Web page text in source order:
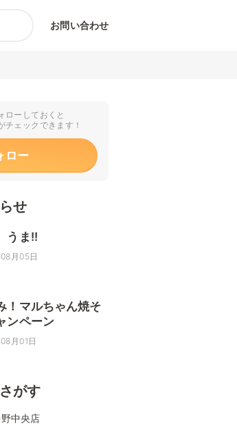
お問い合わせ
ローしておくと
チェックできます！
ロー
せ
うま!!
月05日
！マルちゃん焼そ
ンペーン
月01日
がす
中央店